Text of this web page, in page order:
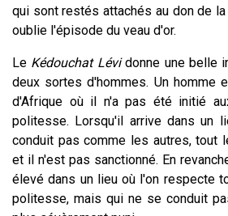
qui sont restés attachés au don de la
oublie l'épisode du veau d'or.
Le Kédouchat Lévidonne une belle
deux sortes d'hommes. Un homme
d'Afrique où il n'a pas été initié
politesse. Lorsqu'il arrive dans un
conduit pas comme les autres, tout
et il n'est pas sanctionné. En
élevé dans un lieu où l'on respecte
politesse, mais qui ne se conduit